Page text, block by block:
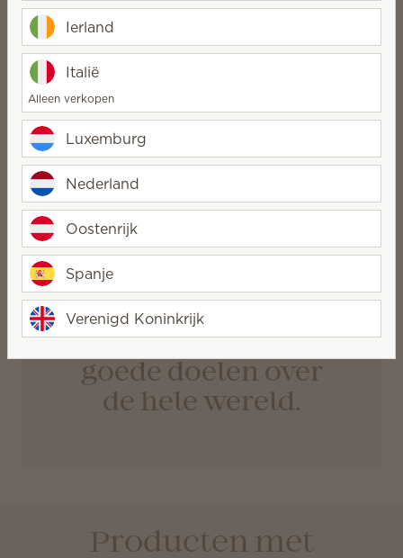
Vrijgevigheid bij
We geven meer dan we nemen.
We geven onze tijd, talenten en
middelen met plezier.
We denken niet alleen aan
onszelf.
Scentsy heeft meer
dan$ 19,3 miljoen
USDgedoneerd aan
goede doelen over
de hele wereld.
Producten met
Ierland
Italië
Alleen verkopen
Luxemburg
Nederland
Oostenrijk
Spanje
Verenigd Koninkrijk